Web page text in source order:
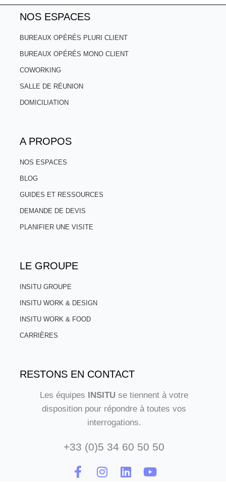
NOS ESPACES
BUREAUX OPÉRÉS PLURI CLIENT
BUREAUX OPÉRÉS MONO CLIENT
COWORKING
SALLE DE RÉUNION
DOMICILIATION
A PROPOS
NOS ESPACES
BLOG
GUIDES ET RESSOURCES
DEMANDE DE DEVIS
PLANIFIER UNE VISITE
LE GROUPE
INSITU GROUPE
INSITU WORK & DESIGN
INSITU WORK & FOOD
CARRIÈRES
RESTONS EN CONTACT
Les équipes INSITU se tiennent à votre
disposition pour répondre à toutes vos
interrogations.
+33 (0)5 34 60 50 50
F
a
I
n
L
i
Y
o